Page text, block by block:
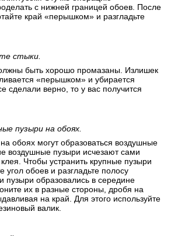
с нижней границей обоев. После
край «перышком» и разгладьте
стыки.
быть хорошо промазаны. Излишек
«перышком» и убирается
сделали верно, то у вас получится
пузыри на обоях.
обоях могут образоваться воздушные
воздушные пузыри исчезают сами
Чтобы устранить крупные пузыри
угол обоев и разгладьте полосу
образовались в середине
их в разные стороны, дробя на
на край. Для этого используйте
валик.